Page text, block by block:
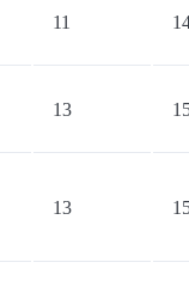
11
13
13